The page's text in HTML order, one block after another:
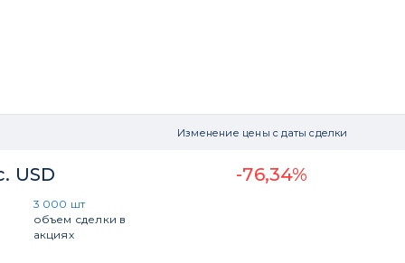
Изменение цены с даты сделки
USD
3 000 шт
объем сделки в
акциях
-76,34%